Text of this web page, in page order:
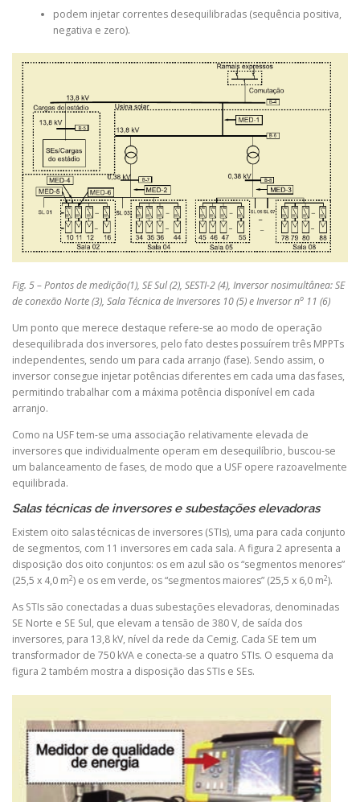
podem injetar correntes desequilibradas (sequência positiva,
negativa e zero).
Fig. 5 – Pontos de medição(1), SE Sul (2), SESTI-2 (4), Inversor nosimultânea: SE
de conexão Norte (3), Sala Técnica de Inversores 10 (5) e Inversor no 11 (6)
Um ponto que merece destaque refere-se ao modo de operação
desequilibrada dos inversores, pelo fato destes possuírem três MPPTs
independentes, sendo um para cada arranjo (fase). Sendo assim, o
inversor consegue injetar potências diferentes em cada uma das fases,
permitindo trabalhar com a máxima potência disponível em cada
arranjo.
Como na USF tem-se uma associação relativamente elevada de
inversores que individualmente operam em desequilíbrio, buscou-se
um balanceamento de fases, de modo que a USF opere razoavelmente
equilibrada.
Salas técnicas de inversores e subestações elevadoras
Existem oito salas técnicas de inversores (STIs), uma para cada conjunto
de segmentos, com 11 inversores em cada sala. A figura 2 apresenta a
disposição dos oito conjuntos: os em azul são os “segmentos menores”
(25,5 x 4,0 m2) e os em verde, os “segmentos maiores” (25,5 x 6,0 m2).
As STIs são conectadas a duas subestações elevadoras, denominadas
SE Norte e SE Sul, que elevam a tensão de 380 V, de saída dos
inversores, para 13,8 kV, nível da rede da Cemig. Cada SE tem um
transformador de 750 kVA e conecta-se a quatro STIs. O esquema da
figura 2 também mostra a disposição das STIs e SEs.